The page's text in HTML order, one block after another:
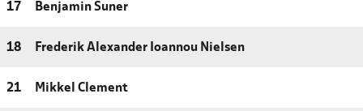
17 Benjamin Suner
18 Frederik Alexander Ioannou Nielsen
21 Mikkel Clement